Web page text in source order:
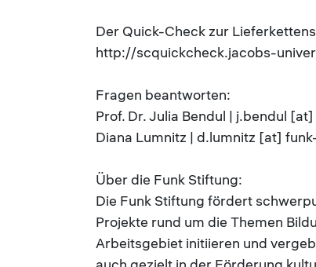
Der Quick-Check zur
http://scquickcheck.jacobs-
Fragen beantworten:
Prof. Dr. Julia Bendul | j.bendul
Diana Lumnitz | d.lumnitz [at]
Über die Funk Stiftung:
Die Funk Stiftung fördert
Projekte rund um die Themen
Arbeitsgebiet initiieren und